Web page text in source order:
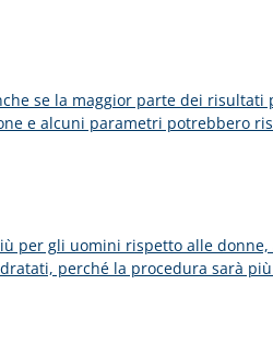
se la maggior parte dei
e alcuni parametri potrebbero
per gli uomini rispetto alle
perché la procedura sarà